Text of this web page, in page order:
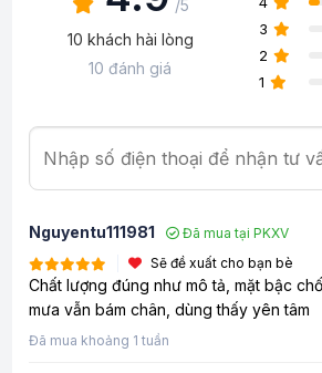
/5
10 khách hài lòng
10 đánh giá
3
2
1
Nguyentu111981
Đã mua tại PKXV
Sẽ đề xuất cho bạn bè
Chất lượng đúng như mô tả, mặt bậc
mưa vẫn bám chân, dùng thấy yên tâm
Đã mua khoảng 1 tuần